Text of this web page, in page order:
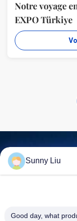
Notre voyage
EXPO Türkiye
Trouvez
Sunny Liu
Good day, what